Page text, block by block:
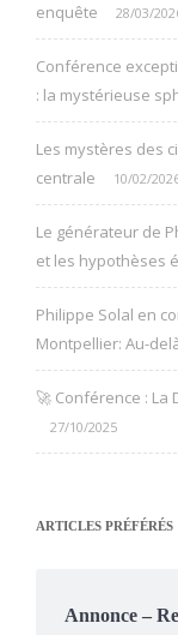
enquête
28/03/
Conférence
: la mystérieuse
Les mystères des
centrale
10/02/
Le générateur de
et les hypothèses
Philippe Solal en
Montpellier: Au-
🚀 Conférence : La
27/10/2025
ARTICLES PRÉFÉRÉS
Annonce –